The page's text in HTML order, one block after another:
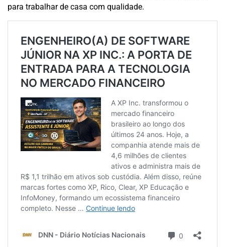
para trabalhar de casa com qualidade.